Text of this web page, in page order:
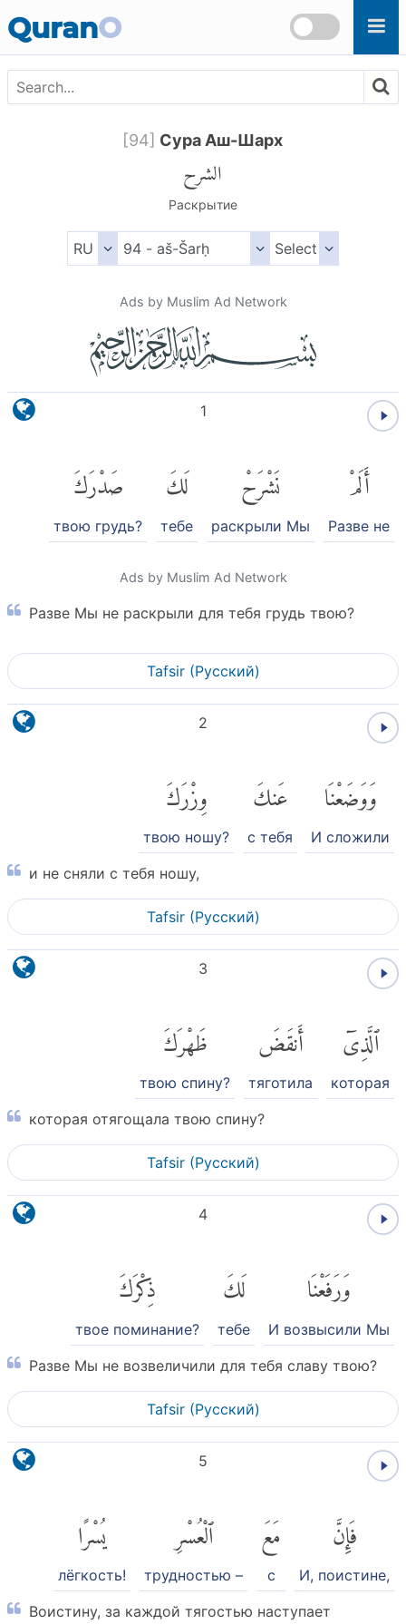
QuranO
[94] Сура Аш-Шарх
الشرح
Раскрытие
Ads by Muslim Ad Network
1
أَلَمْ
Разве не
نَشْرَحْ
раскрыли Мы
لَكَ
тебе
صَدْرَكَ
твою грудь?
Ads by Muslim Ad Network
Разве Мы не раскрыли для тебя грудь твою?
Tafsir (Pусский)
2
وَوَضَعْنَا
И сложили
عَنكَ
с тебя
وِزْرَكَ
твою ношу?
и не сняли с тебя ношу,
Tafsir (Pусский)
3
ٱلَّذِىٓ
которая
أَنقَضَ
тяготила
ظَهْرَكَ
твою спину?
которая отягощала твою спину?
Tafsir (Pусский)
4
وَرَفَعْنَا
И возвысили Мы
لَكَ
тебе
ذِكْرَكَ
твое поминание?
Разве Мы не возвеличили для тебя славу твою?
Tafsir (Pусский)
5
فَإِنَّ
И, поистине,
مَعَ
с
ٱلْعُسْرِ
трудностью –
يُسْرًا
лёгкость!
Воистину, за каждой тягостью наступает